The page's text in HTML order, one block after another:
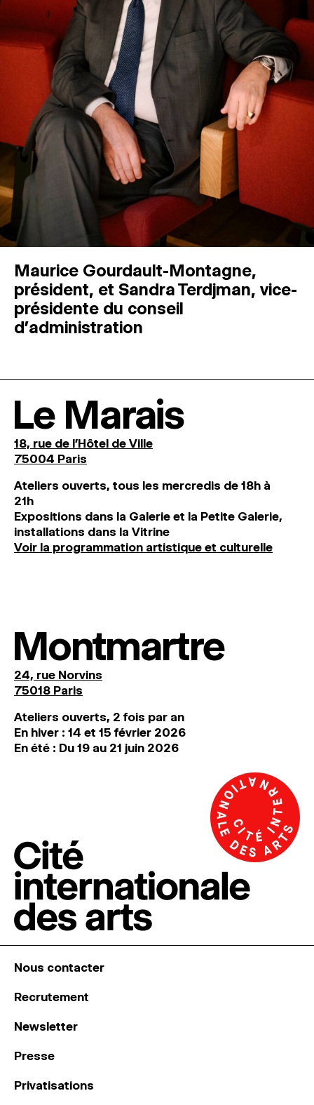
Maurice Gourdault-Montagne,
président, et Sandra Terdjman, vice-
présidente du conseil
d’administration
Le Marais
18, rue de l'Hôtel de Ville
75004 Paris
Ateliers ouverts, tous les mercredis de 18h à
21h
Expositions dans la Galerie et la Petite Galerie,
installations dans la Vitrine
Voir la programmation artistique et culturelle
Montmartre
24, rue Norvins
75018 Paris
Ateliers ouverts, 2 fois par an
En hiver : 14 et 15 février 2026
En été : Du 19 au 21 juin 2026
Nous contacter
Recrutement
Newsletter
Presse
Privatisations